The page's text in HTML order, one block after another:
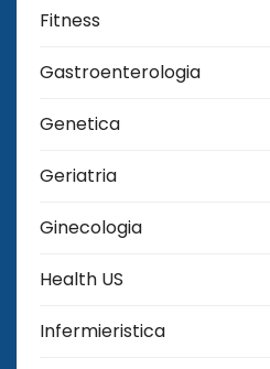
Fitness
Gastroenterologia
Genetica
Geriatria
Ginecologia
Health US
Infermieristica